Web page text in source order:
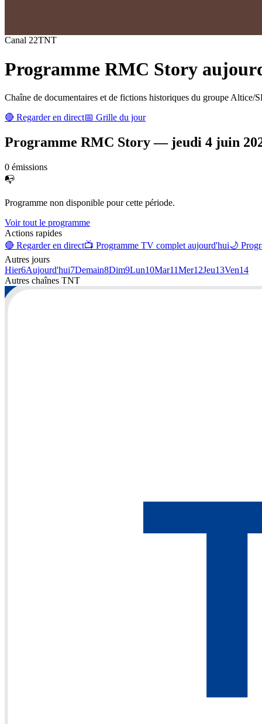
Canal 22TNT
Programme RMC Story
Chaîne de documentaires et de fictions historiques du groupe Altice/
🔴 Regarder en direct📅 Grille du jour
Programme RMC Story— jeudi 4 juin
0 émissions
📭
Programme non disponible pour cette période.
Voir tout le programme
Actions rapides
🔴 Regarder en direct📺 Programme TV complet aujourd'hui🌙
Autres jours
Hier6Aujourd'hui7Demain8Dim9Lun10Mar11Mer12Jeu13Ven14
Autres chaînes TNT